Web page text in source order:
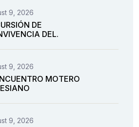
9, 2026
DE
DEL.
9, 2026
MOTERO
9, 2026